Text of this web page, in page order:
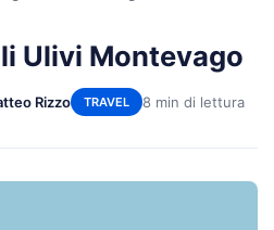
Ulivi Montevago
Rizzo TRAVEL 8 min di lettura